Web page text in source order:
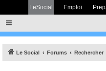
LeSocial Emploi
Le Social Forums Rechercher